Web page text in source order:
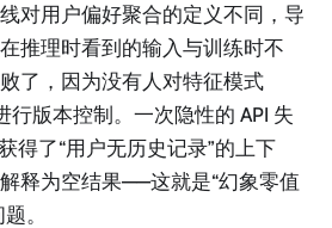
对用户偏好聚合的定义不同，导
推理时看到的输入与训练时不
了，因为没有人对特征模式
行版本控制。一次隐性的 API 失
得了“用户无历史记录”的上下
释为空结果——这就是“幻象零值
。